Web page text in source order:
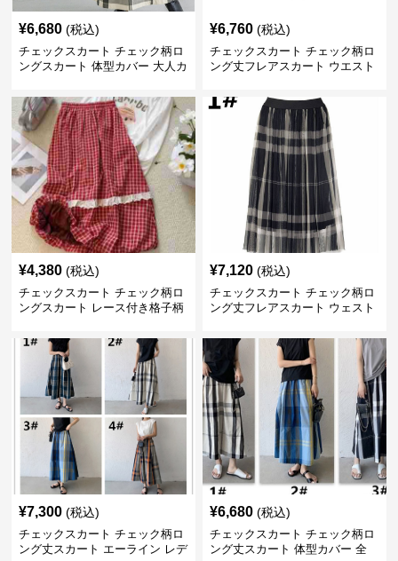
¥6,680 (税込)
チェックスカート チェック柄ロ
ングスカート 体型カバー 大人カ
¥6,760 (税込)
チェックスカート チェック柄ロ
ング丈フレアスカート ウエスト
¥4,380 (税込)
チェックスカート チェック柄ロ
ングスカート レース付き格子柄
¥7,120 (税込)
チェックスカート チェック柄ロ
ング丈フレアスカート ウェスト
¥7,300 (税込)
チェックスカート チェック柄ロ
ング丈スカート エーライン レデ
¥6,680 (税込)
チェックスカート チェック柄ロ
ング丈スカート 体型カバー 全